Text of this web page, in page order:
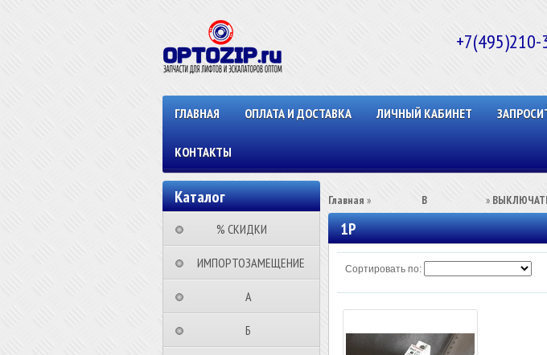
ГЛАВНАЯ ОПЛАТА И ДОСТАВКА ЛИЧНЫЙ КАБИНЕТ
КОНТАКТЫ
Каталог
⠀⠀⠀% СКИДКИ⠀⠀⠀⠀
⠀ИМПОРТОЗАМЕЩЕНИЕ
⠀⠀⠀⠀⠀⠀А⠀⠀⠀⠀⠀⠀⠀
⠀⠀⠀⠀⠀⠀Б⠀⠀⠀⠀⠀⠀⠀
Главная » ⠀⠀⠀⠀⠀⠀В⠀⠀⠀⠀⠀⠀⠀ »
1P
Сортировать по: